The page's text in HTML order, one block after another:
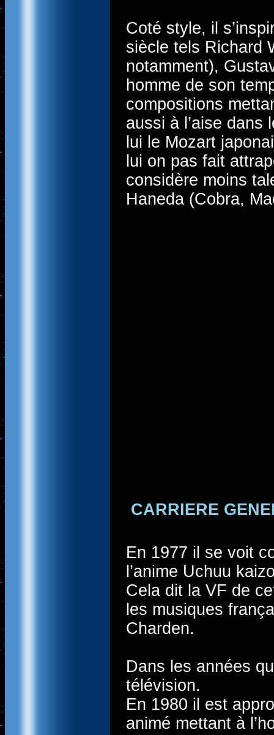
Coté style, il
siècle tels Richard
notamment),
homme de son
compositions
aussi à l’aise
lui le Mozart
lui on pas fait
considère moins
Haneda (Cobra,
CARRIERE
En 1977 il se voit
l’anime Uchuu
Cela dit la VF de
les musiques
Charden.
Dans les années
télévision.
En 1980 il est
animé mettant à